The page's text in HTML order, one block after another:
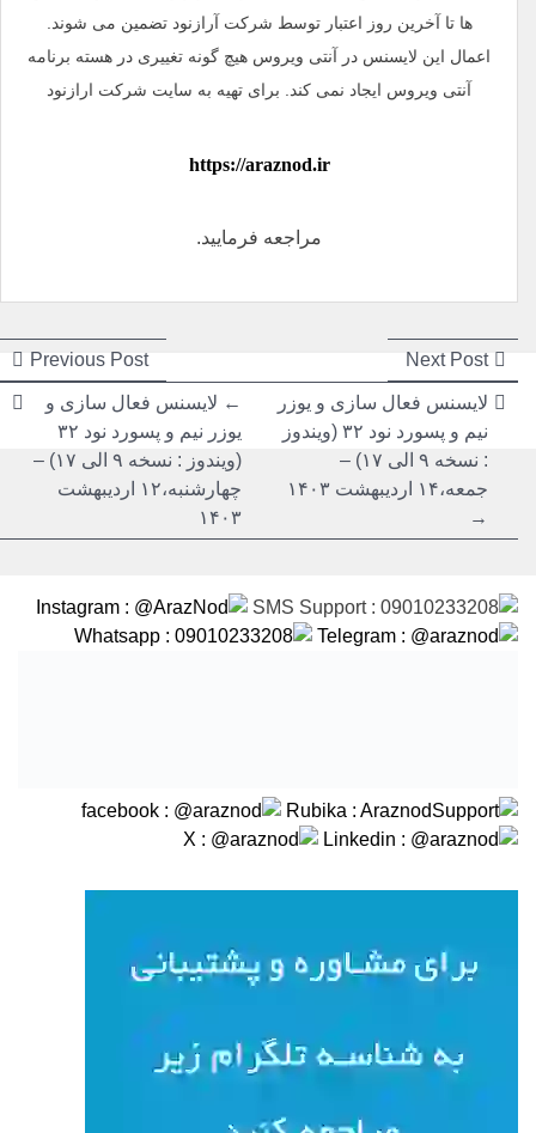
ها تا آخرین روز اعتبار توسط شرکت آرازنود تضمین می شوند.
اعمال این لایسنس در آنتی ویروس هیچ گونه تغییری در هسته برنامه
آنتی ویروس ایجاد نمی کند. برای تهیه به سایت شرکت ارازنود
https://araznod.ir
مراجعه فرمایید.
راهبری
نوشته
Previous Post Next Post
post:
راهبری
نوشته
← لایسنس فعال سازی و
یوزر نیم و پسورد نود ۳۲
(ویندوز : نسخه ۹ الی ۱۷) –
چهارشنبه،۱۲ اردیبهشت
۱۴۰۳
لایسنس فعال سازی و یوزر
نیم و پسورد نود ۳۲ (ویندوز
: نسخه ۹ الی ۱۷) –
جمعه،۱۴ اردیبهشت ۱۴۰۳
→